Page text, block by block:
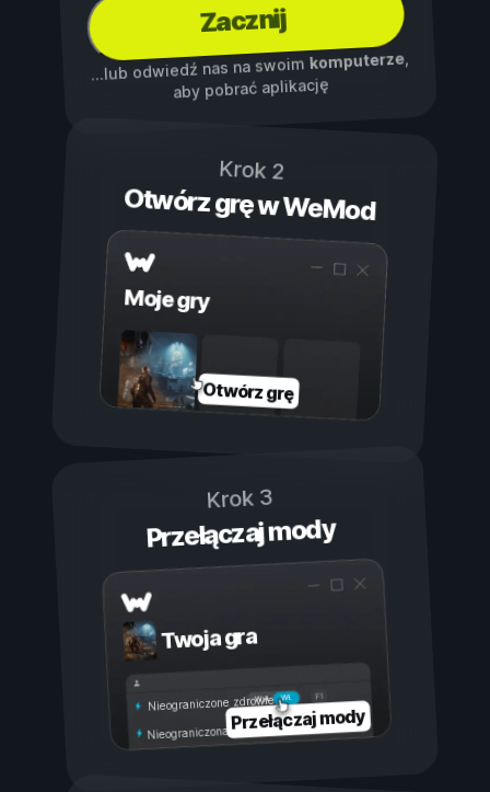
Zacznij
...lub odwiedź nas na swoim komputerze,
aby pobrać aplikację
Krok 2
Otwórz grę w WeMod
Moje gry
Otwórz grę
Krok 3
Przełączaj mody
Twoja gra
Wł.
Wył.
Nieograniczone zdrowie
Nieograniczona wytrzymałość
Przełączaj mody